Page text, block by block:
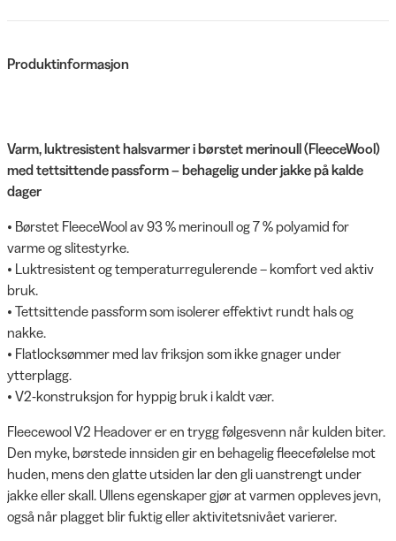
Produktinformasjon
Varm, luktresistent halsvarmer i børstet merinoull (FleeceWool)
med tettsittende passform – behagelig under jakke på kalde
dager
• Børstet FleeceWool av 93 % merinoull og 7 % polyamid for
varme og slitestyrke.
• Luktresistent og temperaturregulerende – komfort ved aktiv
bruk.
• Tettsittende passform som isolerer effektivt rundt hals og
nakke.
• Flatlocksømmer med lav friksjon som ikke gnager under
ytterplagg.
• V2-konstruksjon for hyppig bruk i kaldt vær.
Fleecewool V2 Headover er en trygg følgesvenn når kulden biter.
Den myke, børstede innsiden gir en behagelig fleecefølelse mot
huden, mens den glatte utsiden lar den gli uanstrengt under
jakke eller skall. Ullens egenskaper gjør at varmen oppleves jevn,
også når plagget blir fuktig eller aktivitetsnivået varierer.